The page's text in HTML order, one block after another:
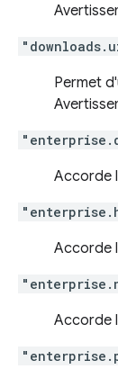
Permet
Accorde
Accorde
Accorde